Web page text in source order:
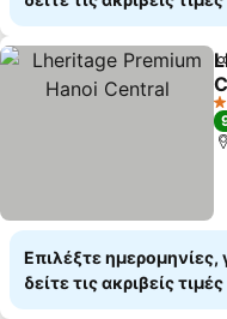
5
Επιλέξτε ημερομηνίες,
δείτε τις ακριβείς τιμές